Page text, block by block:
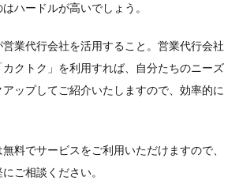
ハードルが高いでしょう。
業代行会社を活用すること。営業代行会社
クトク」を利用すれば、自分たちのニーズ
ップしてご紹介いたしますので、効率的に
料でサービスをご利用いただけますので、
ご相談ください。